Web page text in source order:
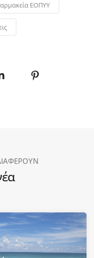
ΕΟΠΥΥ